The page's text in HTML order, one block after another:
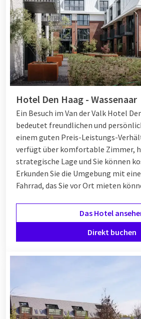
Hotel Den Haag - Wassenaar
Ein Besuch im Van der Valk Hotel
bedeutet freundlichen und
einem guten Preis-Leistungs-
verfügt über komfortable Zimmer,
strategische Lage und Sie können
Erkunden Sie die Umgebung mit
Fahrrad, das Sie vor Ort mieten
Das Hotel
Direkt buchen